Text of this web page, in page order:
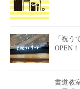
「祝
OPEN！
書道教